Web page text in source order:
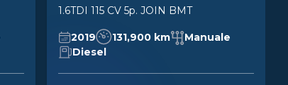
1.6TDI 115 CV 5p. JOIN BMT
2019 131,900 km
Manuale
Diesel